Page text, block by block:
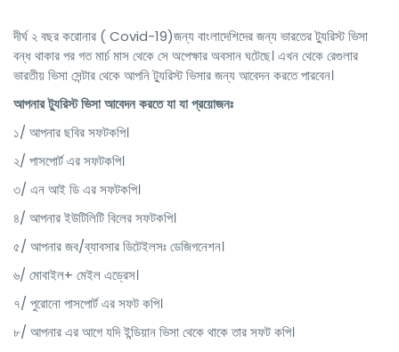
দীর্ঘ ২ বছর করোনার ( Covid-19)জন্য বাংলাদেশিদের জন্য ভারতের ট্যুরিস্ট ভিসা
বন্ধ থাকার পর গত মার্চ মাস থেকে সে অপেক্ষার অবসান ঘটেছে। এখন থেকে রেগুলার
ভারতীয় ভিসা সেন্টার থেকে আপনি ট্যুরিস্ট ভিসার জন্য আবেদন করতে পারবেন।
আপনার ট্যুরিস্ট ভিসা আবেদন করতে যা যা প্রয়োজনঃ
১/ আপনার ছবির সফটকপি।
২/ পাসপোর্ট এর সফটকপি।
৩/ এন আই ডি এর সফটকপি।
৪/ আপনার ইউটিলিটি বিলের সফটকপি।
৫/ আপনার জব/ব্যাবসার ডিটেইলসঃ ডেজিগনেশন।
৬/ মোবাইল+ মেইল এড্রেস।
৭/ পুরোনো পাসপোর্ট এর সফট কপি।
৮/ আপনার এর আগে যদি ইন্ডিয়ান ভিসা থেকে থাকে তার সফট কপি।